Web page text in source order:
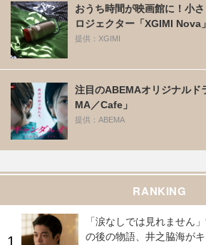
おうち時間が映画館に！小
ロジェクター「XGIMI Nova」
提供：XGIMI
注目のABEMAオリジナルド
MA／Cafe」
提供：ABEMA
RANKING
「涙なしでは見れません
の後の物語、井之脇海が